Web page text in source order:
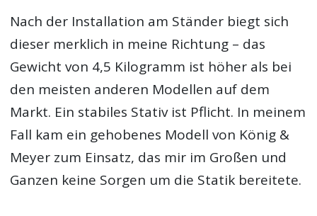
Nach der Installation am Ständer biegt sich
dieser merklich in meine Richtung – das
Gewicht von 4,5 Kilogramm ist höher als bei
den meisten anderen Modellen auf dem
Markt. Ein stabiles Stativ ist Pflicht. In meinem
Fall kam ein gehobenes Modell von König &
Meyer zum Einsatz, das mir im Großen und
Ganzen keine Sorgen um die Statik bereitete.